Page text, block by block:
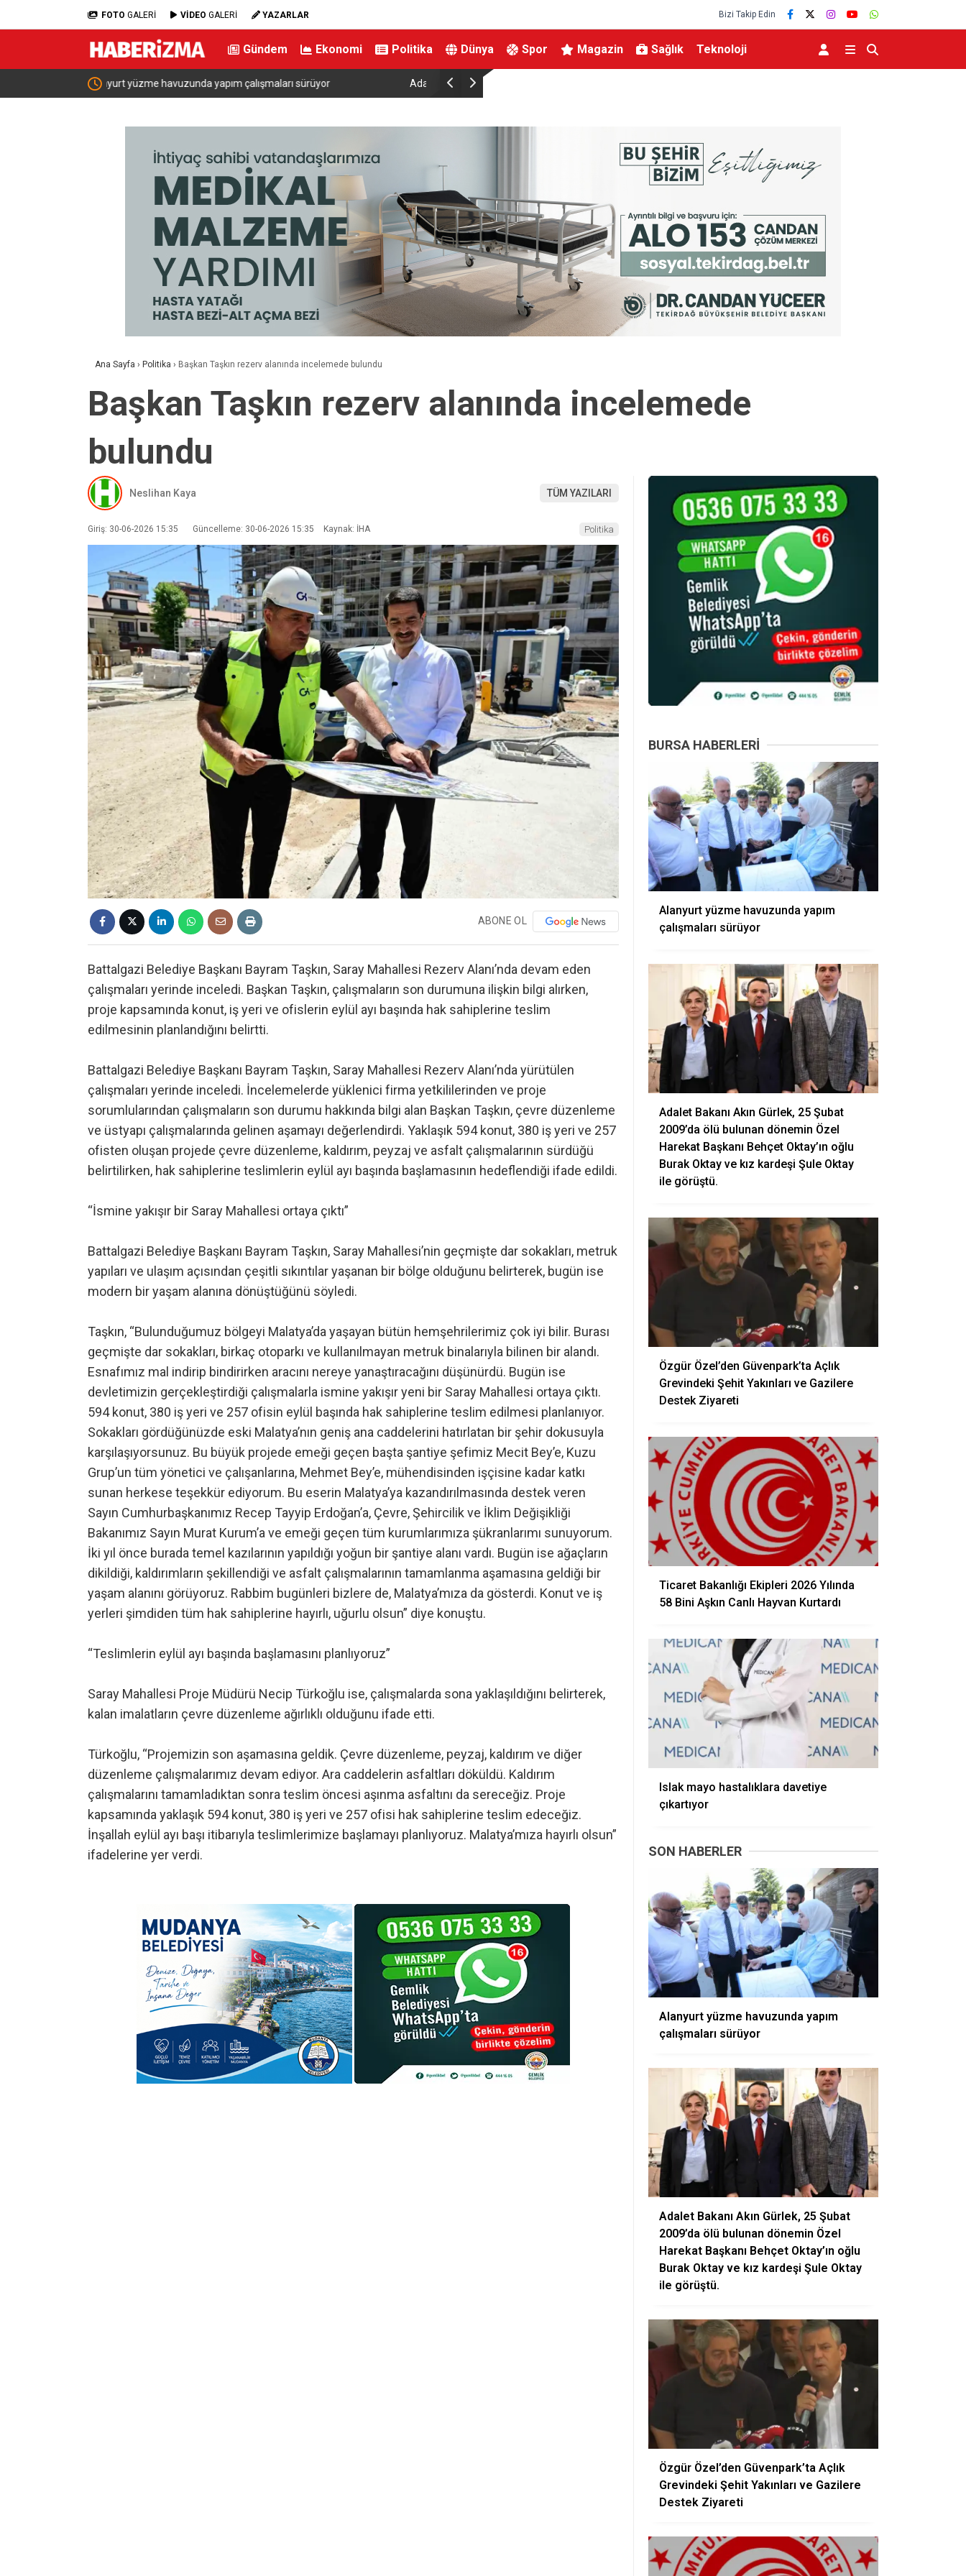
FOTO GALERİ VİDEO GALERİ YAZARLAR Bizi Takip Edin
Gündem Ekonomi Politika Dünya Spor Magazin Sağlık Teknoloji
Adalet Bakanı Akın Gürlek, 25 Şubat 2009’da ölü bulunan dönemin Özel Özgür Özel’den Güvenpark’ta Açlık Grevindeki Şehit Yakınları ve
Ana Sayfa › Politika › Başkan Taşkın rezerv alanında incelemede bulundu
Başkan Taşkın rezerv alanında incelemede
bulundu
Neslihan Kaya TÜM YAZILARI
Giriş: 30-06-2026 15:35 Güncelleme: 30-06-2026 15:35 Kaynak: İHA Politika
ABONE OL
Battalgazi Belediye Başkanı Bayram Taşkın, Saray Mahallesi Rezerv Alanı’nda devam eden
çalışmaları yerinde inceledi. Başkan Taşkın, çalışmaların son durumuna ilişkin bilgi alırken,
proje kapsamında konut, iş yeri ve ofislerin eylül ayı başında hak sahiplerine teslim
edilmesinin planlandığını belirtti.
Battalgazi Belediye Başkanı Bayram Taşkın, Saray Mahallesi Rezerv Alanı’nda yürütülen
çalışmaları yerinde inceledi. İncelemelerde yüklenici firma yetkililerinden ve proje
sorumlularından çalışmaların son durumu hakkında bilgi alan Başkan Taşkın, çevre düzenleme
ve üstyapı çalışmalarında gelinen aşamayı değerlendirdi. Yaklaşık 594 konut, 380 iş yeri ve 257
ofisten oluşan projede çevre düzenleme, kaldırım, peyzaj ve asfalt çalışmalarının sürdüğü
belirtilirken, hak sahiplerine teslimlerin eylül ayı başında başlamasının hedeflendiği ifade edildi.
“İsmine yakışır bir Saray Mahallesi ortaya çıktı”
Battalgazi Belediye Başkanı Bayram Taşkın, Saray Mahallesi’nin geçmişte dar sokakları, metruk
yapıları ve ulaşım açısından çeşitli sıkıntılar yaşanan bir bölge olduğunu belirterek, bugün ise
modern bir yaşam alanına dönüştüğünü söyledi.
Taşkın, “Bulunduğumuz bölgeyi Malatya’da yaşayan bütün hemşehrilerimiz çok iyi bilir. Burası
geçmişte dar sokakları, birkaç otoparkı ve kullanılmayan metruk binalarıyla bilinen bir alandı.
Esnafımız mal indirip bindirirken aracını nereye yanaştıracağını düşünürdü. Bugün ise
devletimizin gerçekleştirdiği çalışmalarla ismine yakışır yeni bir Saray Mahallesi ortaya çıktı.
594 konut, 380 iş yeri ve 257 ofisin eylül başında hak sahiplerine teslim edilmesi planlanıyor.
Sokakları gördüğünüzde eski Malatya’nın geniş ana caddelerini hatırlatan bir şehir dokusuyla
karşılaşıyorsunuz. Bu büyük projede emeği geçen başta şantiye şefimiz Mecit Bey’e, Kuzu
Grup’un tüm yönetici ve çalışanlarına, Mehmet Bey’e, mühendisinden işçisine kadar katkı
sunan herkese teşekkür ediyorum. Bu eserin Malatya’ya kazandırılmasında destek veren
Sayın Cumhurbaşkanımız Recep Tayyip Erdoğan’a, Çevre, Şehircilik ve İklim Değişikliği
Bakanımız Sayın Murat Kurum’a ve emeği geçen tüm kurumlarımıza şükranlarımı sunuyorum.
İki yıl önce burada temel kazılarının yapıldığı yoğun bir şantiye alanı vardı. Bugün ise ağaçların
dikildiği, kaldırımların şekillendiği ve asfalt çalışmalarının tamamlanma aşamasına geldiği bir
yaşam alanını görüyoruz. Rabbim bugünleri bizlere de, Malatya’mıza da gösterdi. Konut ve iş
yerleri şimdiden tüm hak sahiplerine hayırlı, uğurlu olsun” diye konuştu.
“Teslimlerin eylül ayı başında başlamasını planlıyoruz”
Saray Mahallesi Proje Müdürü Necip Türkoğlu ise, çalışmalarda sona yaklaşıldığını belirterek,
kalan imalatların çevre düzenleme ağırlıklı olduğunu ifade etti.
Türkoğlu, “Projemizin son aşamasına geldik. Çevre düzenleme, peyzaj, kaldırım ve diğer
düzenleme çalışmalarımız devam ediyor. Ara caddelerin asfaltları döküldü. Kaldırım
çalışmalarını tamamladıktan sonra teslim öncesi aşınma asfaltını da sereceğiz. Proje
kapsamında yaklaşık 594 konut, 380 iş yeri ve 257 ofisi hak sahiplerine teslim edeceğiz.
İnşallah eylül ayı başı itibarıyla teslimlerimize başlamayı planlıyoruz. Malatya’mıza hayırlı olsun”
ifadelerine yer verdi.
BURSA HABERLERI
Alanyurt yüzme havuzunda yapım
çalışmaları sürüyor
Adalet Bakanı Akın Gürlek, 25 Şubat
2009’da ölü bulunan dönemin Özel
Harekat Başkanı Behçet Oktay’ın oğlu
Burak Oktay ve kız kardeşi Şule Oktay
ile görüştü.
Özgür Özel’den Güvenpark’ta Açlık
Grevindeki Şehit Yakınları ve Gazilere
Destek Ziyareti
Ticaret Bakanlığı Ekipleri 2026 Yılında
58 Bini Aşkın Canlı Hayvan Kurtardı
Islak mayo hastalıklara davetiye
çıkartıyor
SON HABERLER
Alanyurt yüzme havuzunda yapım
çalışmaları sürüyor
Adalet Bakanı Akın Gürlek, 25 Şubat
2009’da ölü bulunan dönemin Özel
Harekat Başkanı Behçet Oktay’ın oğlu
Burak Oktay ve kız kardeşi Şule Oktay
ile görüştü.
Özgür Özel’den Güvenpark’ta Açlık
Grevindeki Şehit Yakınları ve Gazilere
Destek Ziyareti